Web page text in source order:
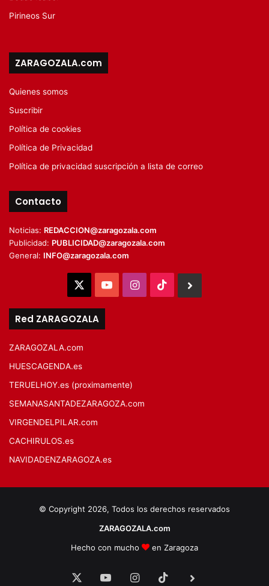
Pirineos Sur
ZARAGOZALA.com
Quienes somos
Suscribir
Política de cookies
Política de Privacidad
Política de privacidad suscripción a lista de correo
Contacto
Noticias: REDACCION@zaragozala.com
Publicidad: PUBLICIDAD@zaragozala.com
General: INFO@zaragozala.com
YouTubeInstagram
TikTok
Red ZARAGOZALA
ZARAGOZALA.com
HUESCAGENDA.es
TERUELHOY.es (proximamente)
SEMANASANTADEZARAGOZA.com
VIRGENDELPILAR.com
CACHIRULOS.es
NAVIDADENZARAGOZA.es
© Copyright 2026, Todos los derechos reservados
ZARAGOZALA.com
Hecho con mucho
en Zaragoza
YouTubeInstagram
TikTok